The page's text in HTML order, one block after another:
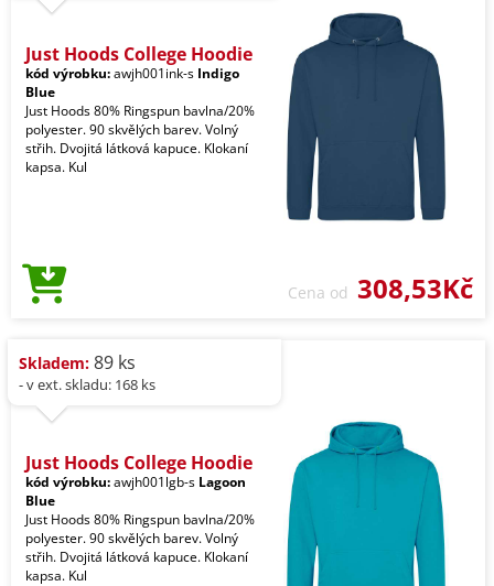
Just Hoods College Hoodie
kód výrobku:awjh001ink-s Indigo
Blue
Just Hoods 80% Ringspun bavlna/20%
polyester. 90 skvělých barev. Volný
střih. Dvojitá látková kapuce. Klokaní
kapsa. Kul
Cena od 308,53Kč
Skladem: 89 ks
- v ext. skladu: 168 ks
Just Hoods College Hoodie
kód výrobku:awjh001lgb-s Lagoon
Blue
Just Hoods 80% Ringspun bavlna/20%
polyester. 90 skvělých barev. Volný
střih. Dvojitá látková kapuce. Klokaní
kapsa. Kul